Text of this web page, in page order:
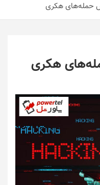
حمله‌های هکری
هکری